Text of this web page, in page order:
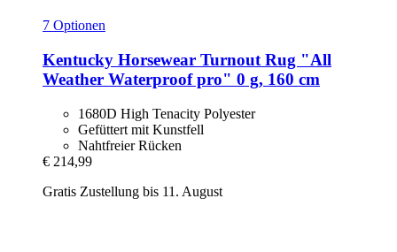
7 Optionen
Kentucky Horsewear Turnout Rug "All
Weather Waterproof pro" 0 g, 160 cm
1680D High Tenacity Polyester
Gefüttert mit Kunstfell
Nahtfreier Rücken
€ 214,99
Gratis Zustellung bis 11. August